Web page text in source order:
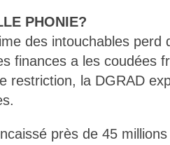
PHONIE?
des intouchables perd
finances a les coudées
restriction, la DGRAD
près de 45